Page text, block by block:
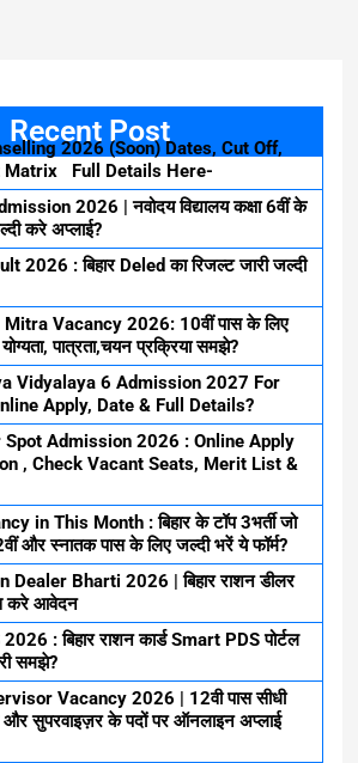
Recent Post
2026 (Soon) Dates, Cut Off,
Matrix Full Details Here-
2026 | नवोदय विद्यालय कक्षा 6वीं के
करे अप्लाई?
2026 : बिहार Deled का रिजल्ट जारी जल्दी
Vacancy 2026: 10वीं पास के लिए
योग्यता, पात्रता,चयन प्रक्रिया समझे?
Vidyalaya 6 Admission 2027 For
Apply, Date & Full Details?
Admission 2026 : Online Apply
, Check Vacant Seats, Merit List &
in This Month : बिहार के टॉप 3भर्ती जो
और स्नातक पास के लिए जल्दी भरें ये फॉर्म?
Dealer Bharti 2026 | बिहार राशन डीलर
करे आवेदन
: बिहार राशन कार्ड Smart PDS पोर्टल
समझे?
Vacancy 2026 | 12वी पास सीधी
सुपरवाइज़र के पदों पर ऑनलाइन अप्लाई